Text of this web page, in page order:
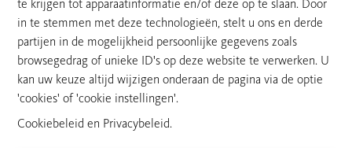
te krijgen tot apparaatinformatie en/of deze op te slaan. Door
in te stemmen met deze technologieën, stelt u ons en derde
partijen in de mogelijkheid persoonlijke gegevens zoals
browsegedrag of unieke ID's op deze website te verwerken. U
kan uw keuze altijd wijzigen onderaan de pagina via de optie
'cookies' of 'cookie instellingen'.
Cookiebeleid en Privacybeleid.